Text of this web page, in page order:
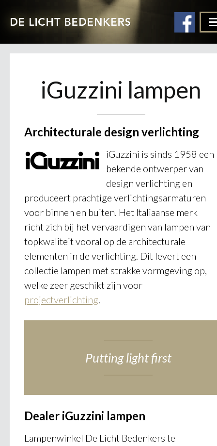
iGuzzini lampen
Architecturale design verlichting
iGuzzini is sinds 1958 een
bekende ontwerper van
design verlichting en
produceert prachtige verlichtingsarmaturen
voor binnen en buiten. Het Italiaanse merk
richt zich bij het vervaardigen van lampen van
topkwaliteit vooral op de architecturale
elementen in de verlichting. Dit levert een
collectie lampen met strakke vormgeving op,
welke zeer geschikt zijn voor
projectverlichting.
Putting light first
Dealer iGuzzini lampen
Lampenwinkel De Licht Bedenkers te